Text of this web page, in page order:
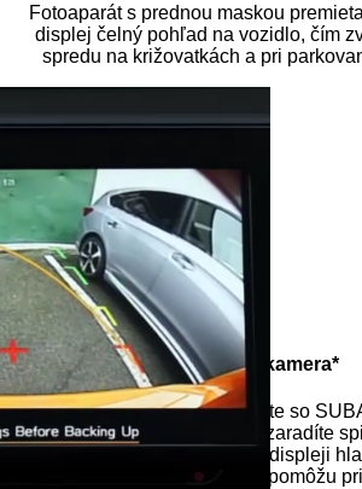
Fotoaparát s prednou maskou
displej čelný pohľad na vozidlo, čím
spredu na križovatkách a pri
prehrávač
Zadná kamera*
Pohodlne a ľahko manévrujte so
mestských priestoroch. Keď zaradíte
zobrazí živý farebný obraz na displeji
s pokynmi, ktoré vám pomôžu